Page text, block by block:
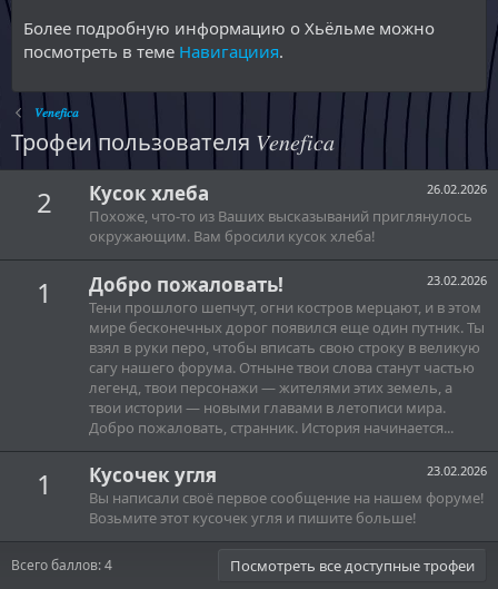
Более подробную информацию о Хьёльме можно
посмотреть в теме Навигациия.
𝑉𝑒𝑛𝑒𝑓𝑖𝑐𝑎
Трофеи пользователя 𝑉𝑒𝑛𝑒𝑓𝑖𝑐𝑎
2 26.02.2026
Кусок хлеба
Похоже, что-то из Ваших высказываний приглянулось
окружающим. Вам бросили кусок хлеба!
1 23.02.2026
Добро пожаловать!
Тени прошлого шепчут, огни костров мерцают, и в этом
мире бесконечных дорог появился еще один путник. Ты
взял в руки перо, чтобы вписать свою строку в великую
сагу нашего форума. Отныне твои слова станут частью
легенд, твои персонажи — жителями этих земель, а
твои истории — новыми главами в летописи мира.
Добро пожаловать, странник. История начинается...
1 23.02.2026
Кусочек угля
Вы написали своё первое сообщение на нашем форуме!
Возьмите этот кусочек угля и пишите больше!
Всего баллов: 4 Посмотреть все доступные трофеи